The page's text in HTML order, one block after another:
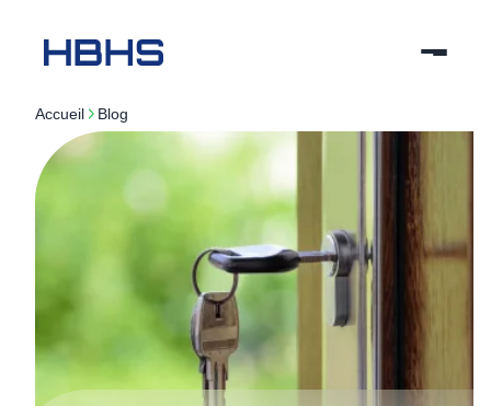
Accueil blog